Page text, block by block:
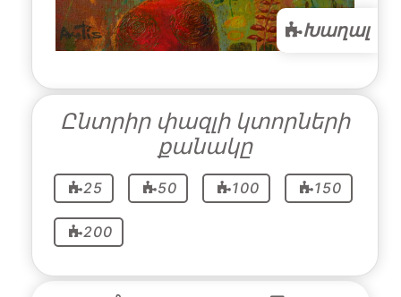
Խաղալ
Ընտրիր փազլի կտորների
քանակը
25 50 100 150
200